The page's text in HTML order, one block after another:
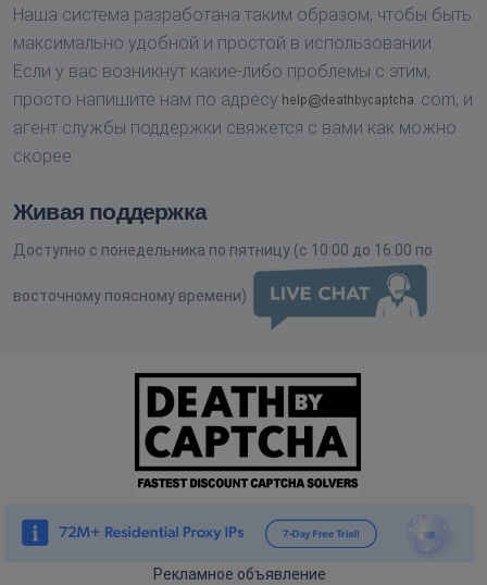
Наша система разработана таким образом, чтобы быть
максимально удобной и простой в использовании.
Если у вас возникнут какие-либо проблемы с этим,
просто напишите нам по адресу
com, и
агент службы поддержки свяжется с вами как можно
скорее.
Живая поддержка
Доступно с понедельника по пятницу (с 10:00 до 16:00 по
восточному поясному времени)
Рекламное объявление